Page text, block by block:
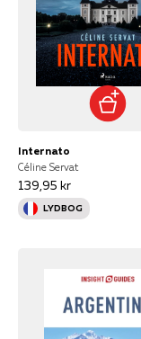
Internato
Céline Servat
139,95 kr
LYDBOG